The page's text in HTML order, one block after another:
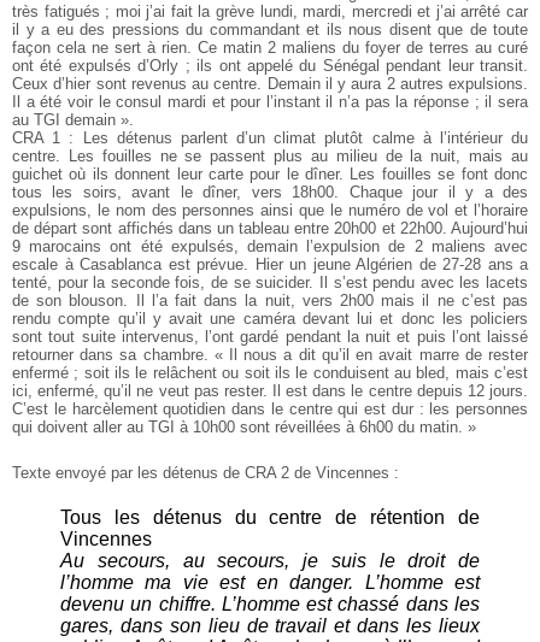
très fatigués ; moi j’ai fait la grève lundi, mardi, mercredi et j’ai arrêté car
il y a eu des pressions du commandant et ils nous disent que de toute
façon cela ne sert à rien. Ce matin 2 maliens du foyer de terres au curé
ont été expulsés d’Orly ; ils ont appelé du Sénégal pendant leur transit.
Ceux d’hier sont revenus au centre. Demain il y aura 2 autres expulsions.
Il a été voir le consul mardi et pour l’instant il n’a pas la réponse ; il sera
au TGI demain ».
CRA 1 : Les détenus parlent d’un climat plutôt calme à l’intérieur du
centre. Les fouilles ne se passent plus au milieu de la nuit, mais au
guichet où ils donnent leur carte pour le dîner. Les fouilles se font donc
tous les soirs, avant le dîner, vers 18h00. Chaque jour il y a des
expulsions, le nom des personnes ainsi que le numéro de vol et l’horaire
de départ sont affichés dans un tableau entre 20h00 et 22h00. Aujourd’hui
9 marocains ont été expulsés, demain l’expulsion de 2 maliens avec
escale à Casablanca est prévue. Hier un jeune Algérien de 27-28 ans a
tenté, pour la seconde fois, de se suicider. Il s’est pendu avec les lacets
de son blouson. Il l’a fait dans la nuit, vers 2h00 mais il ne c’est pas
rendu compte qu’il y avait une caméra devant lui et donc les policiers
sont tout suite intervenus, l’ont gardé pendant la nuit et puis l’ont laissé
retourner dans sa chambre. « Il nous a dit qu’il en avait marre de rester
enfermé ; soit ils le relâchent ou soit ils le conduisent au bled, mais c’est
ici, enfermé, qu’il ne veut pas rester. Il est dans le centre depuis 12 jours.
C’est le harcèlement quotidien dans le centre qui est dur : les personnes
qui doivent aller au TGI à 10h00 sont réveillées à 6h00 du matin. »
Texte envoyé par les détenus de CRA 2 de Vincennes :
Tous les détenus du centre de rétention de
Vincennes
Au secours, au secours, je suis le droit de
l’homme ma vie est en danger. L’homme est
devenu un chiffre. L’homme est chassé dans les
gares, dans son lieu de travail et dans les lieux